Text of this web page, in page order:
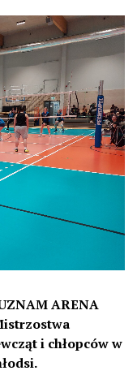
ARENA
i chłopców w